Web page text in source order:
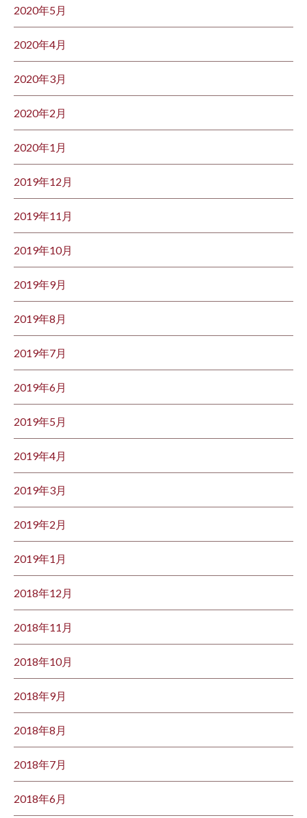
2020年5月
2020年4月
2020年3月
2020年2月
2020年1月
2019年12月
2019年11月
2019年10月
2019年9月
2019年8月
2019年7月
2019年6月
2019年5月
2019年4月
2019年3月
2019年2月
2019年1月
2018年12月
2018年11月
2018年10月
2018年9月
2018年8月
2018年7月
2018年6月